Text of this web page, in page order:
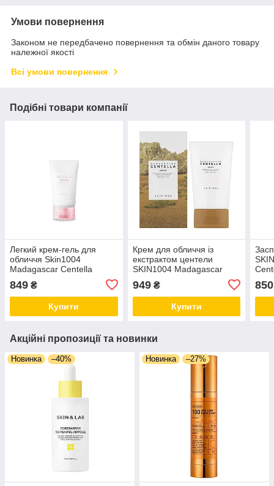
Умови повернення
Законом не передбачено повернення та обмін даного товару
належної якості
Всі умови повернення
Подібні товари компанії
Легкий крем-гель для
обличчя Skin1004
Madagascar Centella
Light Gel Cream, 75 мл
849 ₴
Купити
Крем для обличчя із
екстрактом центели
SKIN1004 Madagascar
949₴
Купити
850
Акційні пропозиції та новинки
Новинка –40% Новинка –27%